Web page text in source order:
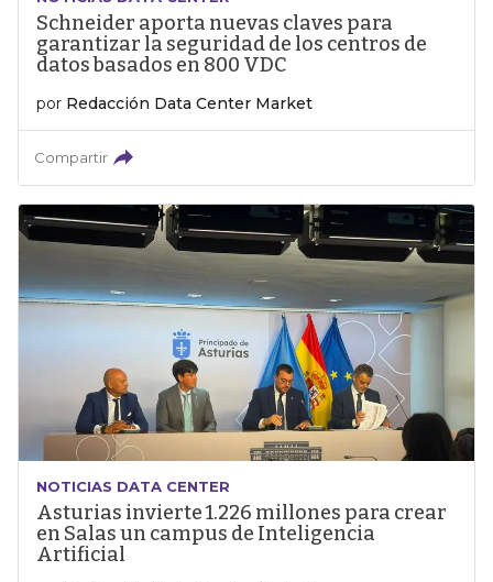
Schneider aporta nuevas claves para
garantizar la seguridad de los centros de
datos basados en 800 VDC
por Redacción Data Center Market
Compartir
NOTICIAS DATA CENTER
Asturias invierte 1.226 millones para crear
en Salas un campus de Inteligencia
Artificial